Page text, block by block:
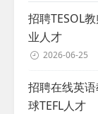
招聘TESOL
业人才
2026-06-25
招聘在线英
球TEFL人才